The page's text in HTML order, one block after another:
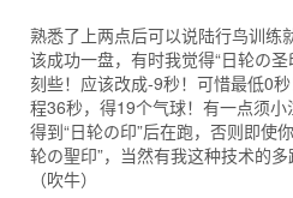
熟悉了上两点后可以说陆行鸟训练
该成功一盘，有时我觉得“日轮の
刻些！应该改成-9秒！可惜最低0
程36秒，得19个气球！有一点须
得到“日轮の印”后在跑，否则即使
轮の聖印”，当然有我这种技术的多
（吹牛）